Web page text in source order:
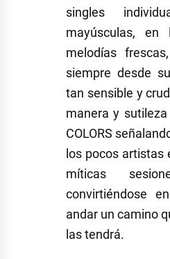
singles
mayúsculas,
melodías
siempre desde
tan sensible y
manera y
COLORS
los pocos artistas
míticas
convirtiéndose
andar un camino
las tendrá.